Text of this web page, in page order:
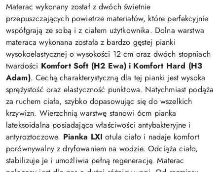
Materac wykonany został z dwóch świetnie
przepuszczających powietrze materiałów, które perfekcyjnie
współgrają ze sobą i z ciałem użytkownika. Dolna warstwa
materaca wykonana została z bardzo gęstej pianki
wysokoelastycznej o wysokości 12 cm oraz dwóch stopniach
twardości Komfort Soft (H2 Ewa) i Komfort Hard (H3
Adam). Cechą charakterystyczną dla tej pianki jest wysoka
sprężystość oraz elastyczność punktowa. Natychmiast podąża
za ruchem ciała, szybko dopasowując się do wszelkich
krzywizn. Wierzchnią warstwę stanowi 6cm pianka
lateksoidalna posiadająca właściwości antybakteryjne i
antyroztoczowe. Pianka LXI otula ciało i nadaje komfort
porównywalny z dryfowaniem na wodzie. Odciąża ciało,
stabilizuje je i umożliwia pełną regenerację. Materac